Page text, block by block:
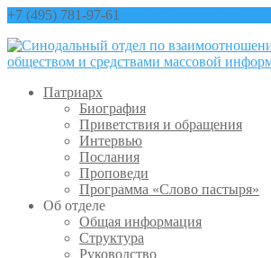
+7 (495) 781-97-61
Патриарх
Биография
Приветствия и обращения
Интервью
Послания
Проповеди
Программа «Слово пастыря»
Об отделе
Общая информация
Структура
Руководство